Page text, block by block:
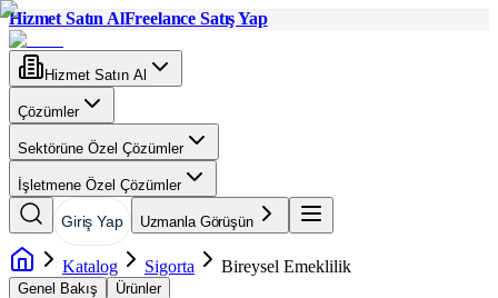
Hizmet Satın AlFreelance Satış Yap
Hizmet Satın Al
Çözümler
Sektörüne Özel Çözümler
İşletmene Özel Çözümler
Giriş Yap Uzmanla Görüşün
Katalog Sigorta Bireysel Emeklilik
Genel Bakış Ürünler